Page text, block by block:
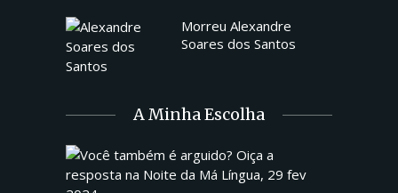
Morreu Alexandre
Soares dos Santos
A Minha Escolha